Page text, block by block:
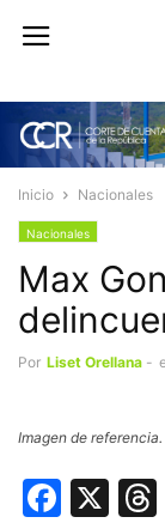
Inicio Nacionales
Nacionales
Max
Por Liset Orellana -
Imagen de
X